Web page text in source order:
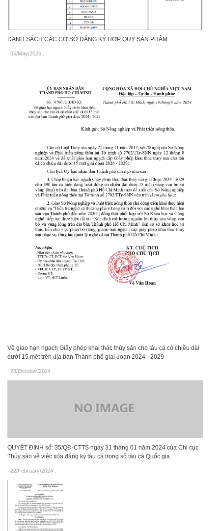
DANH SÁCH CÁC CƠ SỞ ĐĂNG KÝ HỢP QUY SẢN PHẨM
05/May/2025
Về giao hạn ngạch Giấy phép khai thác thủy sản cho tàu cá có chiều dài
dưới 15 mét trên địa bàn Thành phố giai đoạn 2024 - 2029
28/October/2024 .
QUYẾT ĐỊNH số: 35/QĐ-CTTS ngày 31 tháng 01 năm 2024 của Chi cục
Thủy sản về việc xóa đăng ký tàu cá trong sổ tàu cá Quốc gia.
22/February/2024